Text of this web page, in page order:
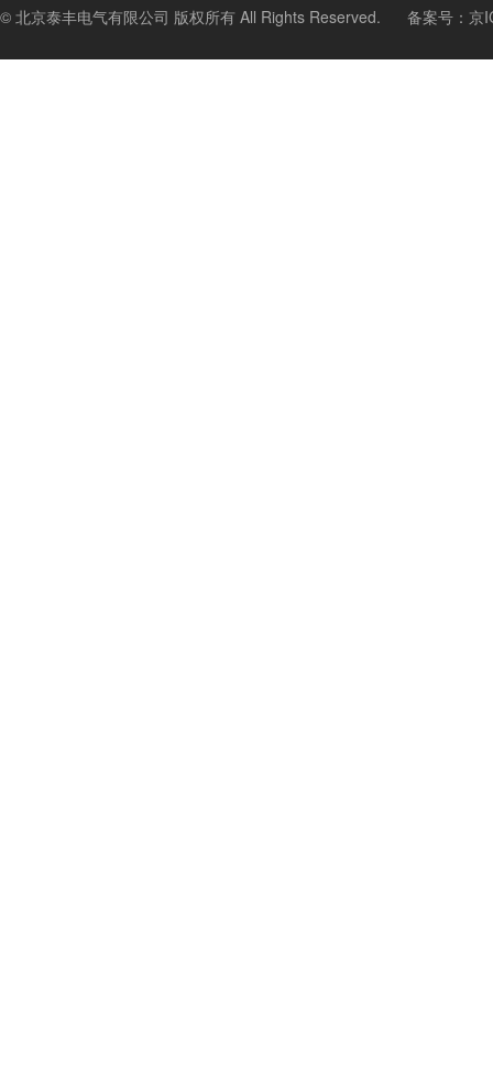
© 北京泰丰电气有限公司 版权所有 All Rights Reserved. 备案号： 京